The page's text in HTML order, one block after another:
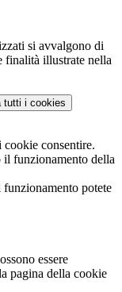
si avvalgono di
finalità illustrate nella
tutti i cookies
cookie consentire.
il funzionamento della
funzionamento potete
essere
pagina della cookie